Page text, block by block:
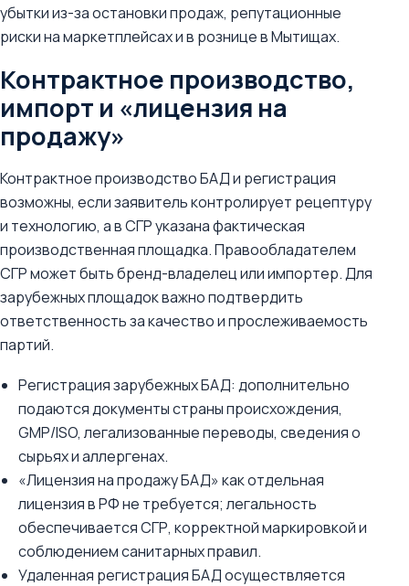
убытки из-за остановки продаж, репутационные
риски на маркетплейсах и в рознице в Мытищах.
Контрактное производство,
импорт и «лицензия на
продажу»
Контрактное производство БАД и регистрация
возможны, если заявитель контролирует рецептуру
и технологию, а в СГР указана фактическая
производственная площадка. Правообладателем
СГР может быть бренд-владелец или импортер. Для
зарубежных площадок важно подтвердить
ответственность за качество и прослеживаемость
партий.
Регистрация зарубежных БАД: дополнительно
подаются документы страны происхождения,
GMP/ISO, легализованные переводы, сведения о
сырьях и аллергенах.
«Лицензия на продажу БАД» как отдельная
лицензия в РФ не требуется; легальность
обеспечивается СГР, корректной маркировкой и
соблюдением санитарных правил.
Удаленная регистрация БАД осуществляется